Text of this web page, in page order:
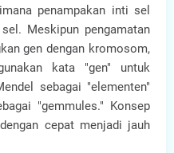
penampakan inti sel
Meskipun pengamatan
gen dengan kromosom,
kata "gen" untuk
sebagai "elementen"
"gemmules." Konsep
cepat menjadi jauh